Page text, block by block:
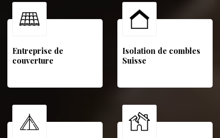
Entreprise de
couverture
Isolation de combles
Suisse